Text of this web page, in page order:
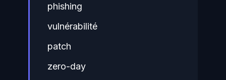
phishing
vulnérabilité
patch
zero-day